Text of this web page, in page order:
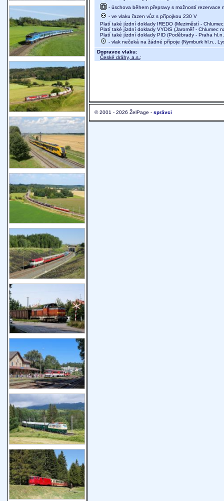
- úschova během přepravy s možností rezervace
- ve vlaku řazen vůz s přípojkou 230 V
Platí také jízdní doklady IREDO (Meziměstí -
Platí také jízdní doklady VYDIS (Jaroměř - Chlumec
Platí také jízdní doklady PID (Poděbrady - Praha
- vlak nečeká na žádné přípoje (Nymburk hl.n.,
Dopravce vlaku:
České dráhy, a.s. ;
© 2001 - 2026 ŽelPage - správci